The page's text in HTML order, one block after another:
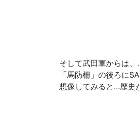
そして武田軍からは、
「馬防柵」の後ろに
想像してみると…歴史